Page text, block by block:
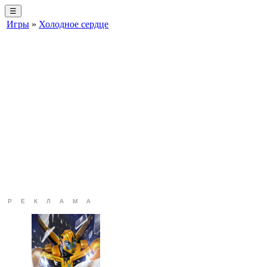
☰
Игры » Холодное сердце
РЕКЛАМА